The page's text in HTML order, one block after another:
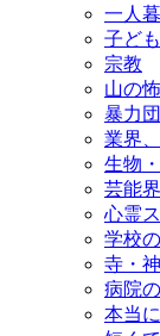
一人
子ど
宗教
山の
暴力
業界
生物
芸能
心霊
学校
寺・
病院
本当